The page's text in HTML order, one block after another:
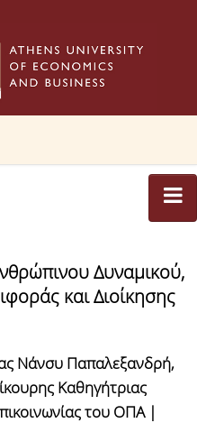
ΚΑΤΗΓΟΡΙΕΣ ΑΡΘΡΩΝ
ΣΥΝΤΑΚΤΙΚΗ ΟΜΑΔΑ
ΕΠΙΚΟΙΝΩΝΙΑ
Δυναμικού,
και Διοίκησης
Νάνσυ Παπαλεξανδρή,
Καθηγήτριας
του ΟΠΑ |